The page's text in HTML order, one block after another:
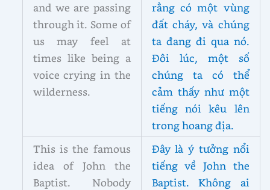
and we are passing
through it. Some of
us may feel at
times like being a
voice crying in the
wilderness.
rằng có một vùng
đất cháy, và chúng
ta đang đi qua nó.
Đôi lúc, một số
chúng ta có thể
cảm thấy như một
tiếng nói kêu lên
trong hoang địa.
This is the famous
idea of John the
Baptist. Nobody
Đây là ý tưởng nổi
tiếng về John the
Baptist. Không ai